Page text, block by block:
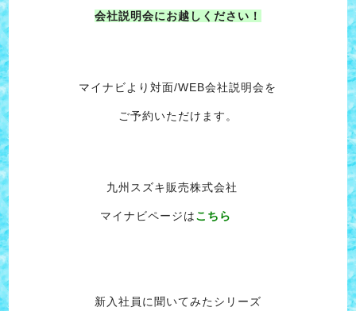
会社説明会にお越しください！
マイナビより対面/WEB会社説明会を
ご予約いただけます。
九州スズキ販売株式会社
マイナビページはこちら
新入社員に聞いてみたシリーズ